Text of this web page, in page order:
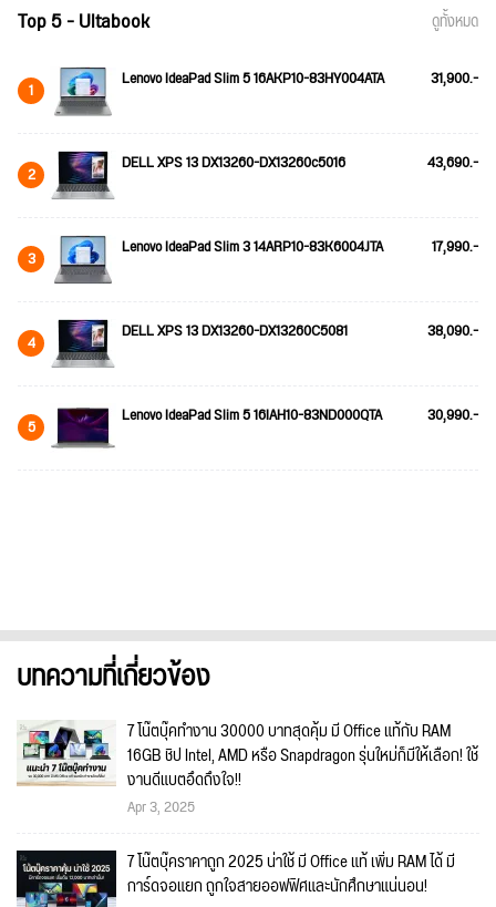
Top 5 - Ultabook ดูทั้งหมด
1 Lenovo IdeaPad Slim 5 16AKP10-83HY004ATA 31,900.-
2 DELL XPS 13 DX13260-DX13260c5016 43,690.-
3 Lenovo IdeaPad Slim 3 14ARP10-83K6004JTA 17,990.-
4 DELL XPS 13 DX13260-DX13260C5081 38,090.-
5 Lenovo IdeaPad Slim 5 16IAH10-83ND000QTA 30,990.-
บทความที่เกี่ยวข้อง
7 โน๊ตบุ๊คทำงาน 30000 บาทสุดคุ้ม มี Office แท้กับ RAM
16GB ชิป Intel, AMD หรือ Snapdragon รุ่นใหม่ก็มีให้เลือก! ใช้
งานดีแบตอึดถึงใจ!!
Apr 3, 2025
7 โน๊ตบุ๊คราคาถูก 2025 น่าใช้ มี Office แท้ เพิ่ม RAM ได้ มี
การ์ดจอแยก ถูกใจสายออฟฟิศและนักศึกษาแน่นอน!